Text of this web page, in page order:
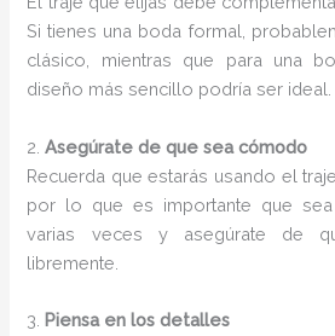
Si tienes una boda formal,
clásico, mientras que para una
diseño más sencillo podría ser ideal.
2.Asegúrate de que sea cómodo
Recuerda que estarás usando el
por lo que es importante que sea
varias veces y asegúrate de
libremente.
3. Piensa en los detalles